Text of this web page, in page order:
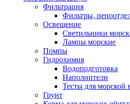
Фильтрация
Фильтры,
Освещение
Светильники
Лампы морские
Помпы
Гидрохимия
Водоподготовка
Наполнители
Тесты для морской
Грунт